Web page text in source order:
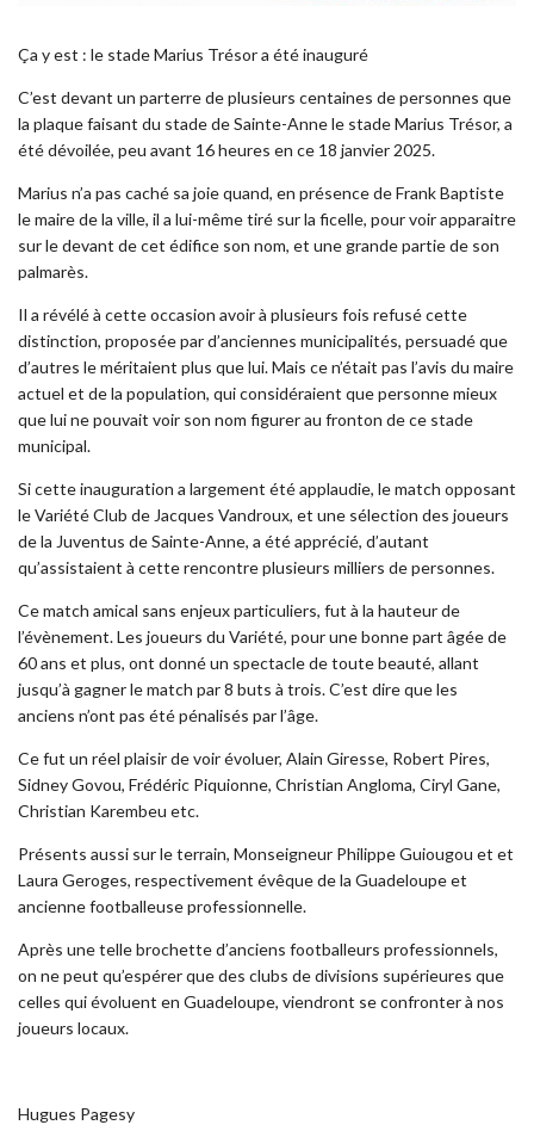
Ça y est : le stade Marius Trésor a été inauguré
C’est devant un parterre de plusieurs centaines de personnes que
la plaque faisant du stade de Sainte-Anne le stade Marius Trésor, a
été dévoilée, peu avant 16 heures en ce 18 janvier 2025.
Marius n’a pas caché sa joie quand, en présence de Frank Baptiste
le maire de la ville, il a lui-même tiré sur la ficelle, pour voir apparaitre
sur le devant de cet édifice son nom, et une grande partie de son
palmarès.
Il a révélé à cette occasion avoir à plusieurs fois refusé cette
distinction, proposée par d’anciennes municipalités, persuadé que
d’autres le méritaient plus que lui. Mais ce n’était pas l’avis du maire
actuel et de la population, qui considéraient que personne mieux
que lui ne pouvait voir son nom figurer au fronton de ce stade
municipal.
Si cette inauguration a largement été applaudie, le match opposant
le Variété Club de Jacques Vandroux, et une sélection des joueurs
de la Juventus de Sainte-Anne, a été apprécié, d’autant
qu’assistaient à cette rencontre plusieurs milliers de personnes.
Ce match amical sans enjeux particuliers, fut à la hauteur de
l’évènement. Les joueurs du Variété, pour une bonne part âgée de
60 ans et plus, ont donné un spectacle de toute beauté, allant
jusqu’à gagner le match par 8 buts à trois. C’est dire que les
anciens n’ont pas été pénalisés par l’âge.
Ce fut un réel plaisir de voir évoluer, Alain Giresse, Robert Pires,
Sidney Govou, Frédéric Piquionne, Christian Angloma, Ciryl Gane,
Christian Karembeu etc.
Présents aussi sur le terrain, Monseigneur Philippe Guiougou et et
Laura Geroges, respectivement évêque de la Guadeloupe et
ancienne footballeuse professionnelle.
Après une telle brochette d’anciens footballeurs professionnels,
on ne peut qu’espérer que des clubs de divisions supérieures que
celles qui évoluent en Guadeloupe, viendront se confronter à nos
joueurs locaux.
Hugues Pagesy